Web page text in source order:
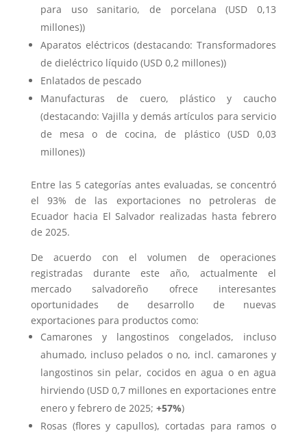
para uso sanitario, de porcelana (USD 0,13
millones))
Aparatos eléctricos (destacando: Transformadores
de dieléctrico líquido (USD 0,2 millones))
Enlatados de pescado
Manufacturas de cuero, plástico y caucho
(destacando: Vajilla y demás artículos para servicio
de mesa o de cocina, de plástico (USD 0,03
millones))
Entre las 5 categorías antes evaluadas, se concentró
el 93% de las exportaciones no petroleras de
Ecuador hacia El Salvador realizadas hasta febrero
de 2025.
De acuerdo con el volumen de operaciones
registradas durante este año, actualmente el
mercado salvadoreño ofrece interesantes
oportunidades de desarrollo de nuevas
exportaciones para productos como:
Camarones y langostinos congelados, incluso
ahumado, incluso pelados o no, incl. camarones y
langostinos sin pelar, cocidos en agua o en agua
hirviendo (USD 0,7 millones en exportaciones entre
enero y febrero de 2025; +57%)
Rosas (flores y capullos), cortadas para ramos o